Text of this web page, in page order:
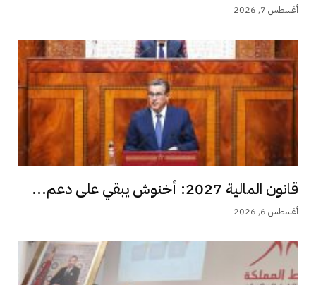
أغسطس 7, 2026
قانون المالية 2027: أخنوش يبقي على دعم...
أغسطس 6, 2026